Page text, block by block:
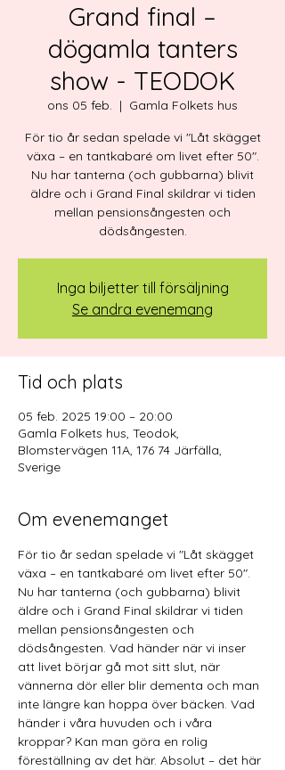
Grand final –
dögamla tanters
show - TEODOK
ons 05 feb.
  |
Gamla Folkets hus
För tio år sedan spelade vi "Låt skägget
växa – en tantkabaré om livet efter 50".
Nu har tanterna (och gubbarna) blivit
äldre och i Grand Final skildrar vi tiden
mellan pensionsångesten och
dödsångesten.
Inga biljetter till försäljning
Se andra evenemang
Tid och plats
05 feb. 2025 19:00 – 20:00
Gamla Folkets hus, Teodok,
Blomstervägen 11A, 176 74 Järfälla,
Sverige
Om evenemanget
För tio år sedan spelade vi "Låt skägget
växa – en tantkabaré om livet efter 50".
Nu har tanterna (och gubbarna) blivit
äldre och i Grand Final skildrar vi tiden
mellan pensionsångesten och
dödsångesten. Vad händer när vi inser
att livet börjar gå mot sitt slut, när
vännerna dör eller blir dementa och man
inte längre kan hoppa över bäcken. Vad
händer i våra huvuden och i våra
kroppar? Kan man göra en rolig
föreställning av det här. Absolut – det här